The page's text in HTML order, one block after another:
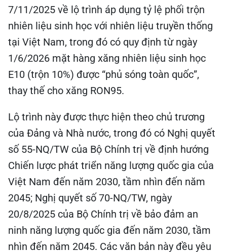
7/11/2025 về lộ trình áp dụng tỷ lệ phối trộn
nhiên liệu sinh học với nhiên liệu truyền thống
tại Việt Nam, trong đó có quy định từ ngày
1/6/2026 mặt hàng xăng nhiên liệu sinh học
E10 (trộn 10%) được “phủ sóng toàn quốc”,
thay thế cho xăng RON95.
Lộ trình này được thực hiện theo chủ trương
của Đảng và Nhà nước, trong đó có Nghị quyết
số 55-NQ/TW của Bộ Chính trị về định hướng
Chiến lược phát triển năng lượng quốc gia của
Việt Nam đến năm 2030, tầm nhìn đến năm
2045; Nghị quyết số 70-NQ/TW, ngày
20/8/2025 của Bộ Chính trị về bảo đảm an
ninh năng lượng quốc gia đến năm 2030, tầm
nhìn đến năm 2045. Các văn bản này đều yêu